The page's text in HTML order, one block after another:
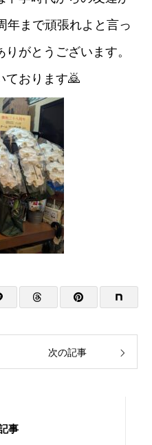
年まで頑張れよと言っ
がとうございます。
ております🙇
次の記事
事